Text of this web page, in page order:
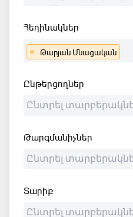
Հեղինակներ
× Թարյան Մնացական
Ընթերցողներ
Թարգմանիչներ
Տարիք